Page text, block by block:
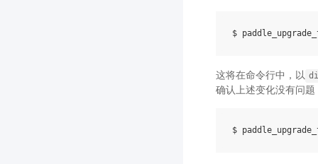
这将在命令行中，以
确认上述变化没有问